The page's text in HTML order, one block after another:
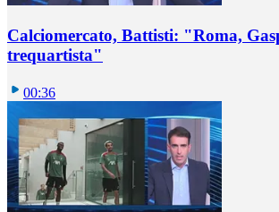
Calciomercato, Battisti: "Roma,
trequartista"
00:36